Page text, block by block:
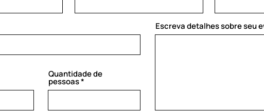
Quantidade de
pessoas
Escreva detalhes sobre seu